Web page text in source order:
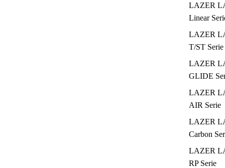
LAZER
Linear
LAZER
T/ST Serie
LAZER
GLIDE
LAZER
AIR Serie
LAZER
Carbon
LAZER
RP Serie